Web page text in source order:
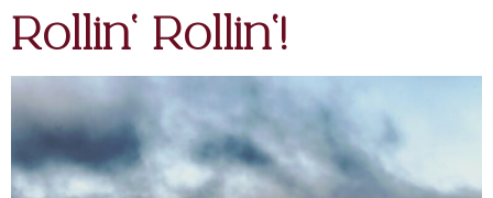
Rollin‘ Rollin‘!